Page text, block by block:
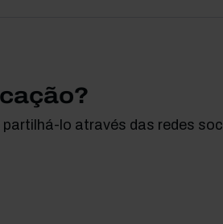
lo através das redes